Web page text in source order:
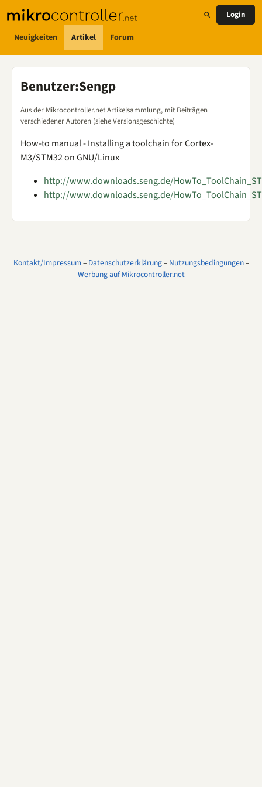
Neuigkeiten Artikel Forum
Login
Benutzer:Sengp
Aus der Mikrocontroller.net Artikelsammlung, mit Beiträgen
verschiedener Autoren (siehe Versionsgeschichte)
How-to manual - Installing a toolchain for Cortex-
M3/STM32 on GNU/Linux
http://www.downloads.seng.de/
http://www.downloads.seng.de/
Kontakt/Impressum– Datenschutzerklärung– Nutzungsbedingungen–
Werbung auf Mikrocontroller.net